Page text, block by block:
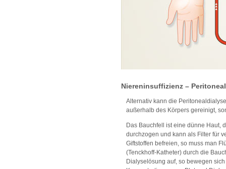
Niereninsuffizienz –
Alternativ kann die
außerhalb des Körpers gereinigt,
Das Bauchfell ist eine dünne Haut,
durchzogen und kann als Filter für
Giftstoffen befreien, so muss man
(Tenckhoff-Katheter) durch die
Dialyselösung auf, so bewegen